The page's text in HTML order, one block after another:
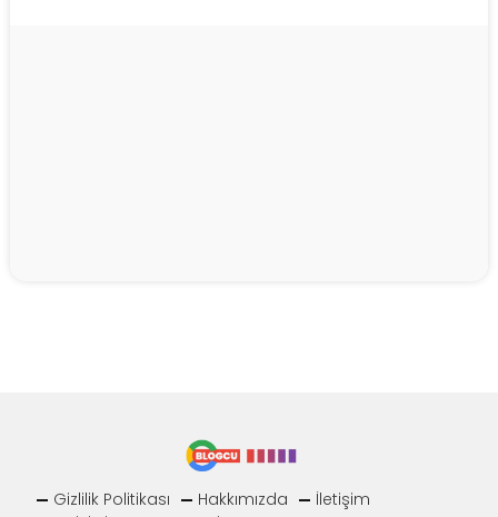
Gizlilik Politikası Hakkımızda
İletişim